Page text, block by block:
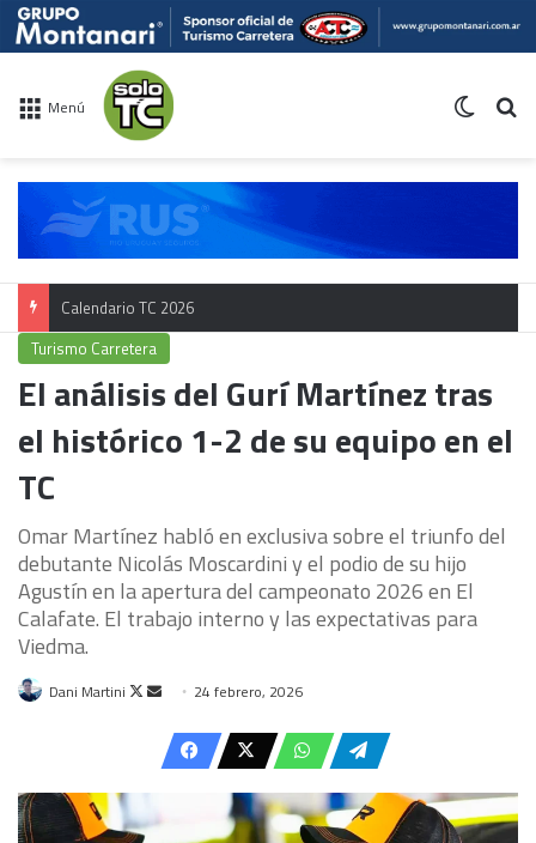
Menú
Calendario TC 2026
Turismo Carretera
El análisis del Gurí Martínez tras
el histórico 1-2 de su equipo en el
TC
Omar Martínez habló en exclusiva sobre el triunfo del
debutante Nicolás Moscardini y el podio de su hijo
Agustín en la apertura del campeonato 2026 en El
Calafate. El trabajo interno y las expectativas para
Viedma.
Dani Martini
Follow
Send
email
24 febrero, 2026